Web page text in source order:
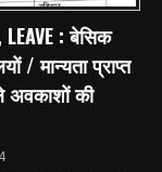
LEAVE : बेसिक
/ मान्यता प्राप्त
अवकाशों की